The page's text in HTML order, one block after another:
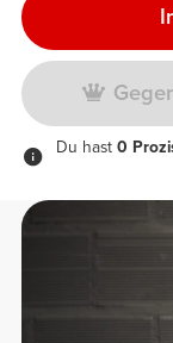
Du hast 0